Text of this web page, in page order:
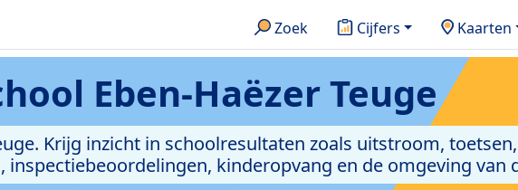
Zoek Cijfers Kaarten
Eben-Haëzer Teuge
Krijg inzicht in schoolresultaten zoals uitstroom,
inspectiebeoordelingen, kinderopvang en de omgeving van